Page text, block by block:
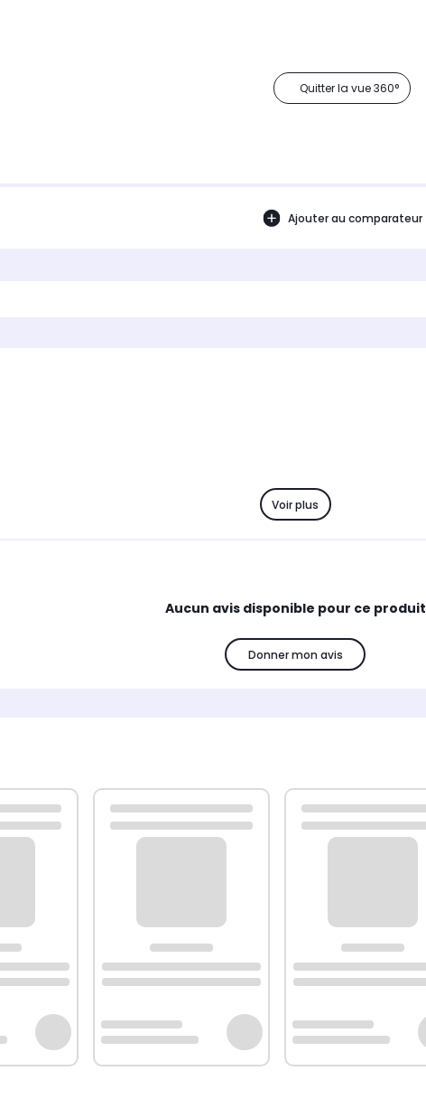
Quitter la vue 360°
Ajouter au comparateur
Voir plus
Aucun avis disponible pour ce produit
Donner mon avis